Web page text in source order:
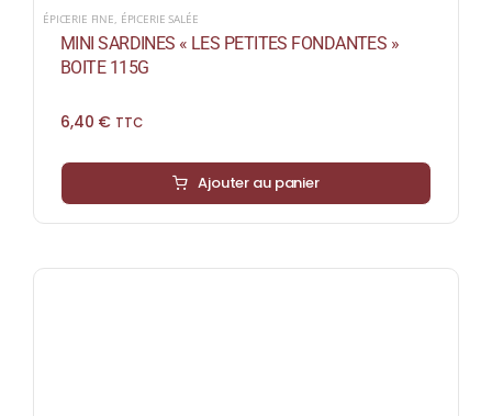
ÉPICERIE FINE ÉPICERIE SALÉE
MINI SARDINES « LES PETITES FONDANTES »
BOITE 115G
6,40 € TTC
Ajouter au panier